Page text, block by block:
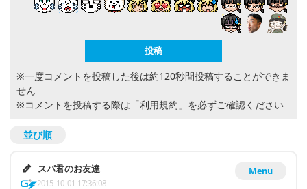
※一度コメントを投稿した後は約120秒間投稿することができま
せん
※コメントを投稿する際は 「利用規約」 を必ずご確認ください
並び順
Menu
スパ君のお友達
2015-10-01 17:36:08